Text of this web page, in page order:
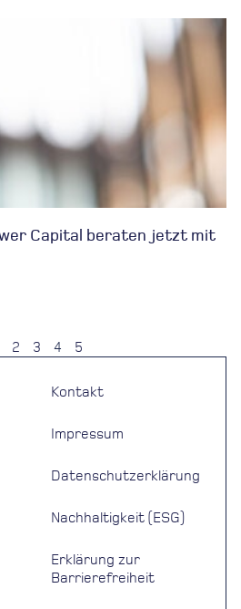
Capital beraten jetzt mit
2 3 4 5
Kontakt
Impressum
Datenschutzerklärung
Nachhaltigkeit (ESG)
Erklärung zur
Barrierefreiheit